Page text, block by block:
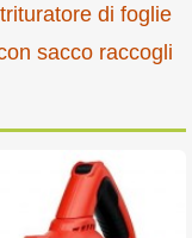
di foglie
sacco raccogli